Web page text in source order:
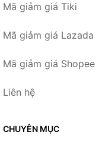
Mã giảm giá Tiki
Mã giảm giá Lazada
Mã giảm giá Shopee
Liên hệ
CHUYÊN MỤC